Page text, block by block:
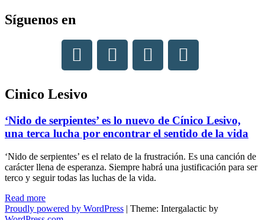
Síguenos en
Cinico Lesivo
‘Nido de serpientes’ es lo nuevo de Cínico Lesivo,
una terca lucha por encontrar el sentido de la vida
‘Nido de serpientes’ es el relato de la frustración. Es una canción de
carácter llena de esperanza. Siempre habrá una justificación para ser
terco y seguir todas las luchas de la vida.
Read more"‘Nido
de
Proudly powered by WordPress | Theme: Intergalactic by